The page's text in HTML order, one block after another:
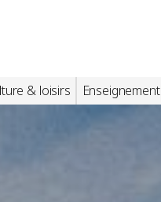
& loisirs Enseignement